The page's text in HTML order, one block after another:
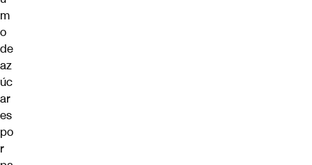
m
o
de
az
úc
ar
es
po
r